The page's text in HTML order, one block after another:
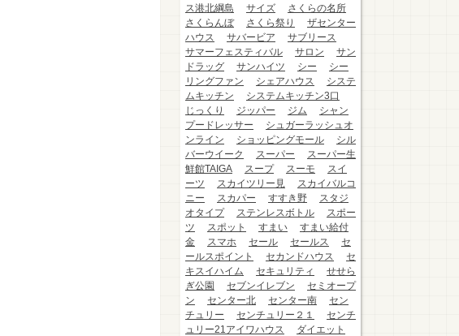
ス港北綱島
サイズ
さくらの名所
さくらんぼ
さくら祭り
ザセンター
ハウス
サバービア
サブリース
サマーフェスティバル
サロン
サン
ドラッグ
サンハイツ シー
シー
リングファン
シェアハウス
システ
ムキッチン
システムキッチン3口
じっくり
ジッパー ジム
シャン
プードレッサー
シュガーラッシュオ
ンライン
ショッピングモール
シル
バーウイーク
スーパー
スーパー生
鮮館TAIGA
スープ スーモ
スイ
ーツ
スカイツリー見
スカイバルコ
ニー
スカパー すすき野
スタジ
オタイプ
ステンレスボトル
スポー
ツ
スポット すまい
すまい給付
金
スマホ セール セールス
セ
ールスポイント
セカンドハウス
セ
キスイハイム
セキュリティ
せせら
ぎ公園
セブンイレブン
セミオープ
ン
センター北 センター南
セン
チュリー
センチュリー２１
センチ
ュリー21アイワハウス
ダイエット